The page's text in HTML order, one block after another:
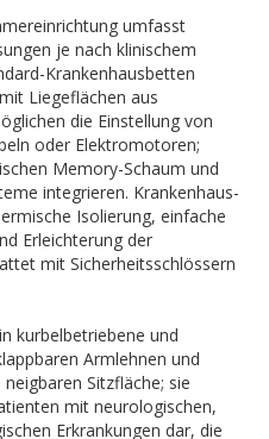
umfasst
je nach klinischem
Krankenhausbetten
Liegeflächen aus
die Einstellung von
oder Elektromotoren;
Memory-Schaum und
integrieren. Krankenhaus-
Isolierung, einfache
Erleichterung der
mit Sicherheitsschlössern
kurbelbetriebene und
Armlehnen und
Sitzfläche; sie
mit neurologischen,
Erkrankungen dar, die